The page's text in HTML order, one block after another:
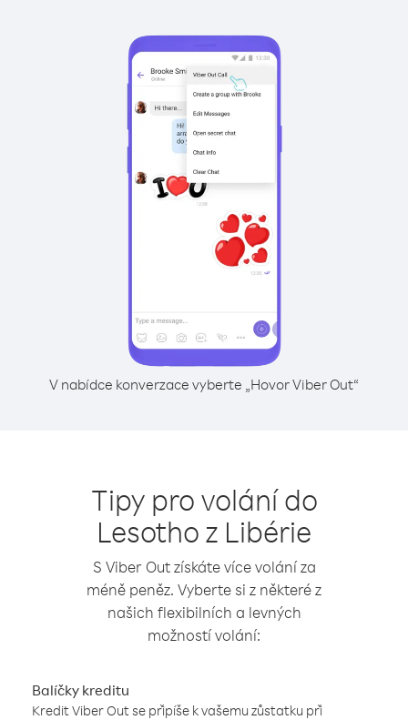
V nabídce konverzace vyberte „Hovor Viber Out“
Tipy pro volání do
Lesotho z Libérie
S Viber Out získáte více volání za
méně peněz. Vyberte si z některé z
našich flexibilních a levných
možností volání:
Balíčky kreditu
Kredit Viber Out se připíše k vašemu zůstatku při